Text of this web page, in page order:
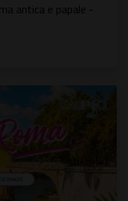
antica e papale -